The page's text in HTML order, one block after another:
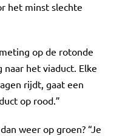
het minst slechte
op de rotonde
het viaduct. Elke
rijdt, gaat een
op rood.”
weer op groen? “Je